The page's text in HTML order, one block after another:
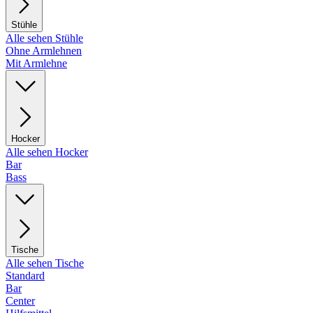
Stühle
Alle sehen Stühle
Ohne Armlehnen
Mit Armlehne
Hocker
Alle sehen Hocker
Bar
Bass
Tische
Alle sehen Tische
Standard
Bar
Center